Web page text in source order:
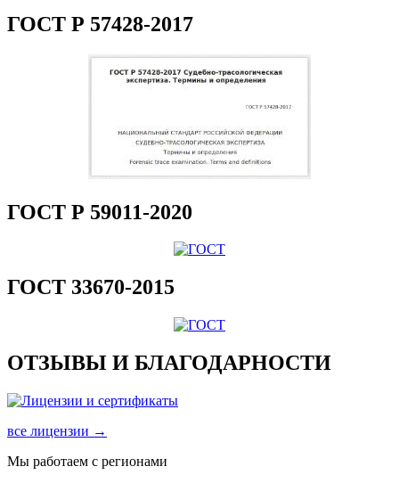
ГОСТ Р 57428-2017
ГОСТ Р 59011-2020
ГОСТ 33670-2015
ОТЗЫВЫ И БЛАГОДАРНОСТИ
все лицензии →
Мы работаем с регионами